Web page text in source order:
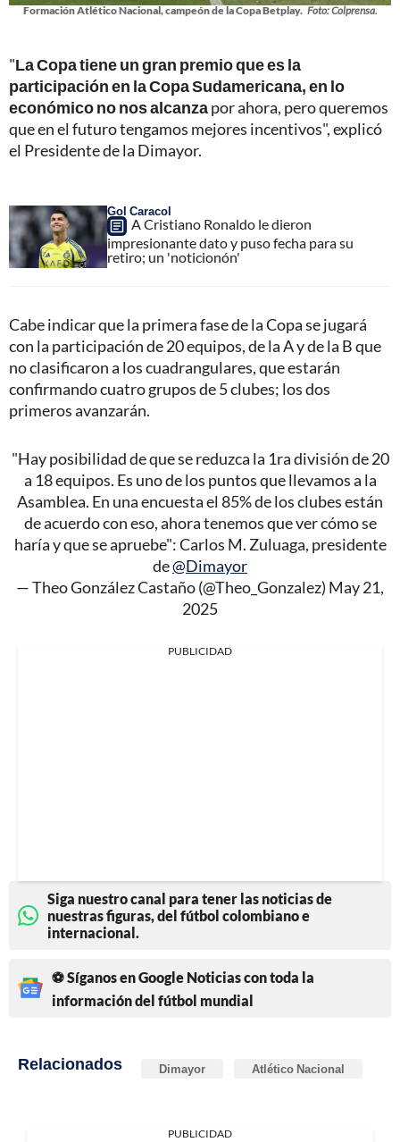
Formación Atlético Nacional, campeón de la Copa Betplay. Foto: Colprensa.
"La Copa tiene un gran premio que es la
participación en la Copa Sudamericana, en lo
económico no nos alcanzapor ahora, pero queremos
que en el futuro tengamos mejores incentivos", explicó
el Presidente de la Dimayor.
Gol Caracol
A Cristiano Ronaldo le dieron
impresionante dato y puso fecha para su
retiro; un 'noticionón'
Cabe indicar que la primera fase de la Copa se jugará
con la participación de 20 equipos, de la A y de la B que
no clasificaron a los cuadrangulares, que estarán
confirmando cuatro grupos de 5 clubes; los dos
primeros avanzarán.
"Hay posibilidad de que se reduzca la 1ra división de 20
a 18 equipos. Es uno de los puntos que llevamos a la
Asamblea. En una encuesta el 85% de los clubes están
de acuerdo con eso, ahora tenemos que ver cómo se
haría y que se apruebe": Carlos M. Zuluaga, presidente
de@Dimayor
— Theo González Castaño (@Theo_Gonzalez) May 21,
2025
PUBLICIDAD
Siga nuestro canal para tener las noticias de
nuestras figuras, del fútbol colombiano e
internacional.
⚽ Síganos en Google Noticias con toda la
información del fútbol mundial
Relacionados Dimayor Atlético Nacional
PUBLICIDAD